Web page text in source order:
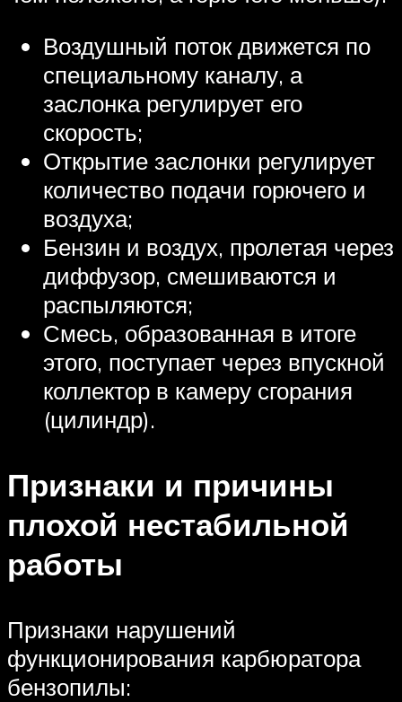
Воздушный поток движется по
специальному каналу, а
заслонка регулирует его
скорость;
Открытие заслонки регулирует
количество подачи горючего и
воздуха;
Бензин и воздух, пролетая через
диффузор, смешиваются и
распыляются;
Смесь, образованная в итоге
этого, поступает через впускной
коллектор в камеру сгорания
(цилиндр).
Признаки и причины
плохой нестабильной
работы
Признаки нарушений
функционирования карбюратора
бензопилы: